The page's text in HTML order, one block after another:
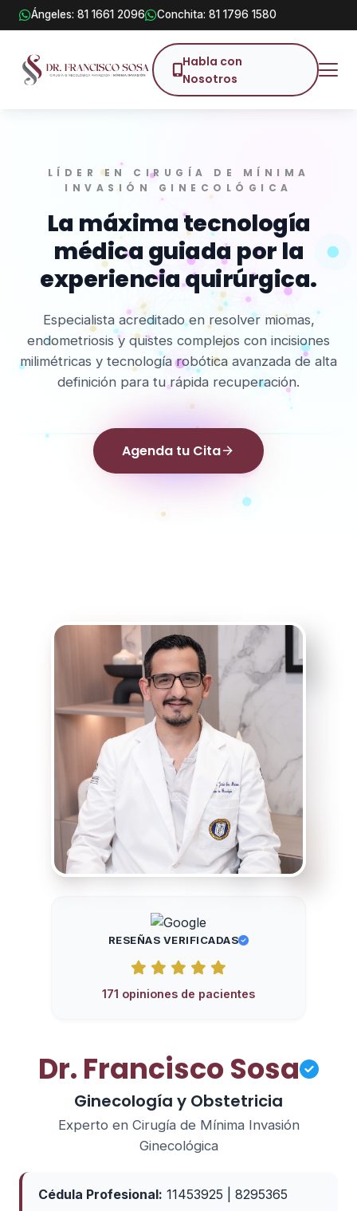
Ángeles: 81 1661 2096 Conchita: 81 1796 1580
Habla con
Nosotros
LÍDER EN CIRUGÍA DE MÍNIMA
INVASIÓN GINECOLÓGICA
La máxima tecnología
médica guiada por la
experiencia quirúrgica.
Especialista acreditado en resolver miomas,
endometriosis y quistes complejos con incisiones
milimétricas y tecnología robótica avanzada de alta
definición para tu rápida recuperación.
Agenda tu Citaarrow_forward
RESEÑAS VERIFICADAS
171 opiniones de pacientes
Dr. Francisco Sosa
Ginecología y Obstetricia
Experto en Cirugía de Mínima Invasión
Ginecológica
Cédula Profesional: 11453925 | 8295365